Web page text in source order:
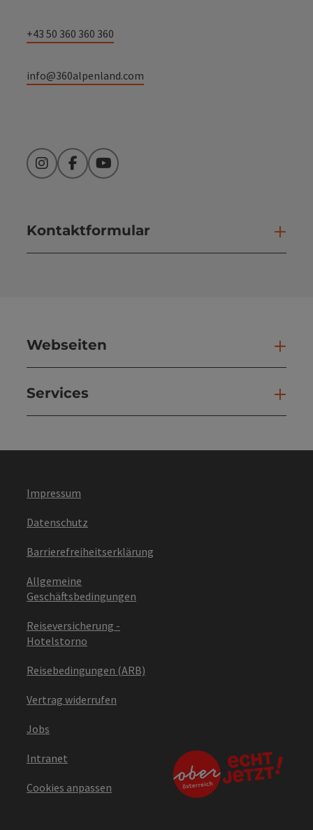
+43 50 360 360 360
info@360alpenland.com
InstagramFacebookYouTube
Kontaktformular
Webseiten
Services
Impressum
Datenschutz
Barrierefreiheitserklärung
Allgemeine
Geschäftsbedingungen
Reiseversicherung -
Hotelstorno
Reisebedingungen (ARB)
Vertrag widerrufen
Jobs
Intranet
Cookies anpassen